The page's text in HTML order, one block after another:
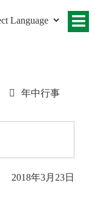
年中行事
2018年3月23日